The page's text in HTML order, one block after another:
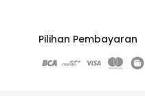
Pilihan Pembayaran